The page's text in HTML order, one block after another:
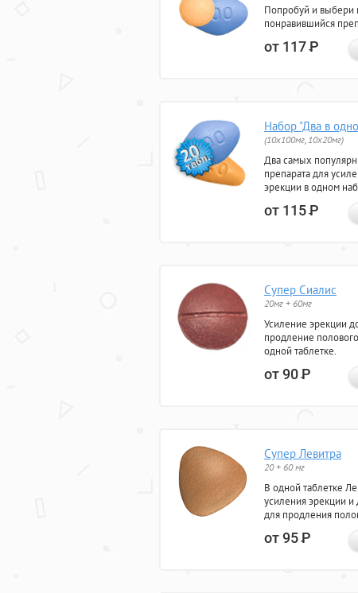
Попробуй и выбери
понравившийся
от 117Р
Набор "Два в
(10x100мг, 10x20мг)
Два самых
препарата для
эрекции в одном
от 115Р
Супер Сиалис
20мг + 60мг
Усиление эрекции
продление
одной таблетке.
от 90Р
Супер Левитра
20 + 60 мг
В одной таблетке
усиления эрекции и
для продления
от 95Р